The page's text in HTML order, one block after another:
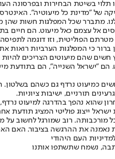
בשיטת הבחירות ובפרסונה
של "מדינת כל מיעוטיה".
מתברר שכל המפלגות חשות שהן
אל עצמם כאל מיעוט. הם
מטרתם הפוליטית, וזו דוגמה
כי המפלגות הערביות רואות
שהם מיעוטים הצריכים
הם "ישראל השנייה", הם בתודעת
כמיעוט נרדף גם כשהם
תורניים, ישיבות ציוניות.
שהוא נהפך בהדרגה למיעוט נרדף,
ייצוג פוליטי המציג תודעת
מורכבותה. רוב שמורגל לחשוב
נאמנה את ההרגשה בציבור. האם
העם היהודי
נשמח שתשתפו אותנו